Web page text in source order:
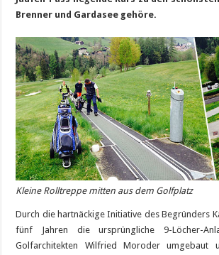
Brenner und Gardasee gehöre.
Kleine Rolltreppe mitten aus dem Golfplatz
Durch die hartnäckige Initiative des Begründers
fünf Jahren die ursprüngliche 9-Löcher-
Golfarchitekten Wilfried Moroder umgebaut